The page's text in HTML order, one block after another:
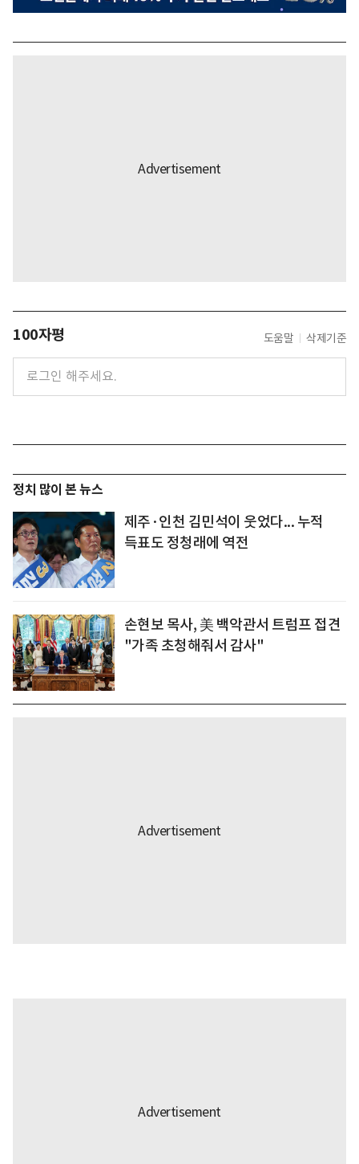
100자평 도움말 삭제기준
정치 많이 본 뉴스
제주·인천 김민석이 웃었다... 누적
득표도 정청래에 역전
손현보 목사, 美 백악관서 트럼프 접견
"가족 초청해줘서 감사"